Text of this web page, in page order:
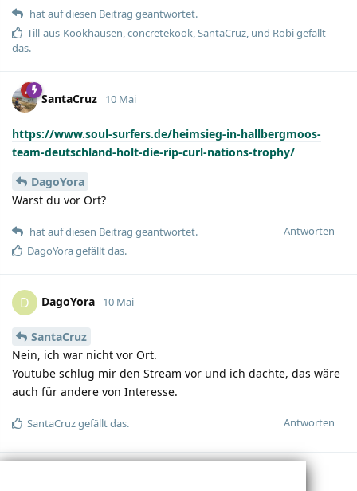
hat auf diesen Beitrag geantwortet.
Till-aus-Kookhausen,concretekook,SantaCruz, und Robigefällt
das.
SantaCruz 10 Mai
https://www.soul-surfers.de/heimsieg-in-hallbergmoos-
team-deutschland-holt-die-rip-curl-nations-trophy/
DagoYora
Warst du vor Ort?
Antworten
hat auf diesen Beitrag geantwortet.
DagoYoragefällt das.
D DagoYora 10 Mai
SantaCruz
Nein, ich war nicht vor Ort.
Youtube schlug mir den Stream vor und ich dachte, das wäre
auch für andere von Interesse.
Antworten
SantaCruzgefällt das.